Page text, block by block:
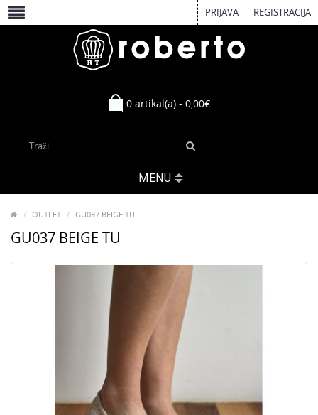
PRIJAVA REGISTRACIJA
0 artikal(a) - 0,00€
MENU
OUTLET GU037 BEIGE TU
GU037 BEIGE TU